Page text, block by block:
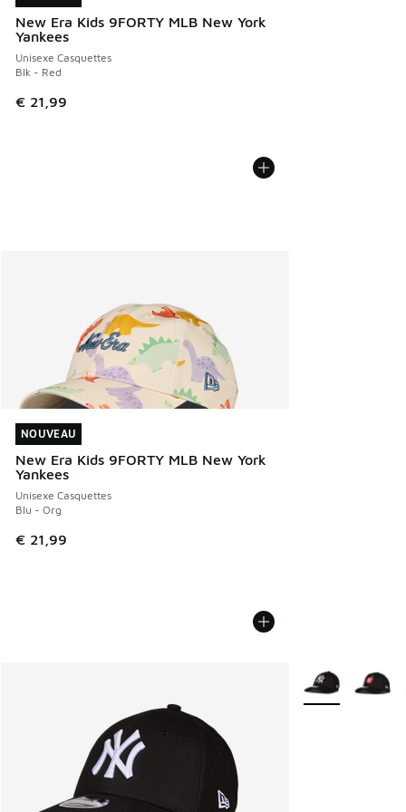
New Era Kids 9FORTY MLB New York
Yankees
Unisexe Casquettes
Blk - Red
€ 21,99
NOUVEAU
New Era Kids 9FORTY MLB New York
Yankees
Unisexe Casquettes
Blu - Org
€ 21,99
NOUVEAU
Plus de couleurs